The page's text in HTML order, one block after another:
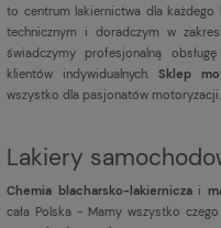
to centrum lakiernictwa dla każdego
technicznym i doradczym w
świadczymy profesjonalną
klientów indywidualnych. Sklep
wszystko dla pasjonatów motoryzacji.
Lakiery
Chemia blacharsko-lakierniczai
cała Polska - Mamy wszystko